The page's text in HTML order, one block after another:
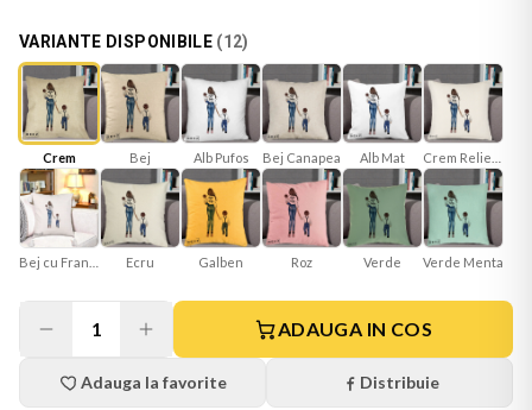
VARIANTE DISPONIBILE (12)
Crem Bej Alb Pufos Bej Canapea Alb Mat
Ecru Galben Roz Verde Verde Menta
1 ADAUGA IN COS
Adauga la favorite Distribuie